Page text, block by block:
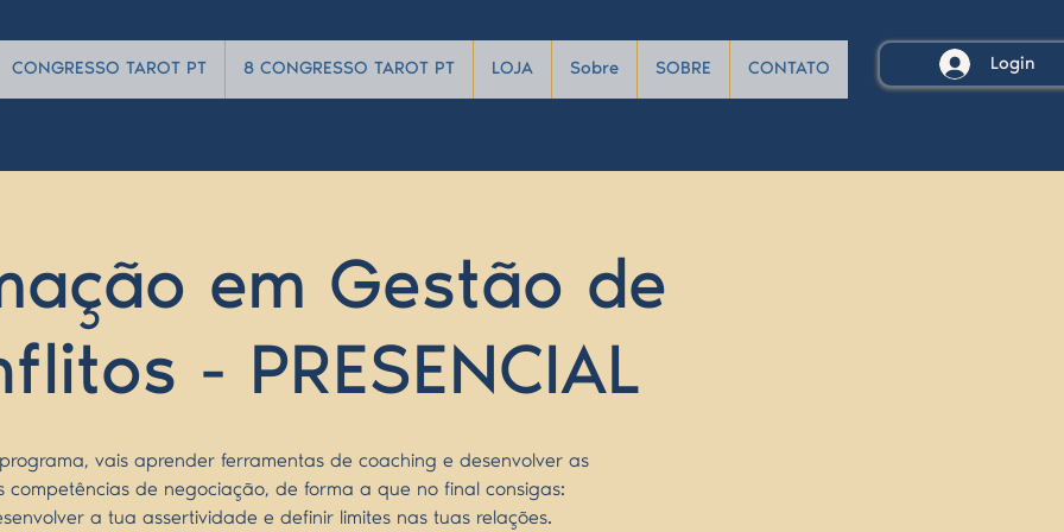
CONGRESSO TAROT PT 8 CONGRESSO TAROT PT LOJA Sobre SOBRE CONTATO Login
em Gestão de
- PRESENCIAL
vais aprender ferramentas de coaching e desenvolver as
competências de negociação, de forma a que no final consigas:
a tua assertividade e definir limites nas tuas relações.